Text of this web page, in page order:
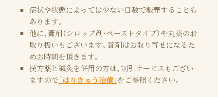
症状や状態によっては少ない日数で販売することも
あります。
他に、膏剤（シロップ剤・ペーストタイプ）や丸薬のお
取り扱いもございます。錠剤はお取り寄せになるた
めお時間を頂きます。
漢方薬と鍼灸を併用の方は、割引サービスもござい
ますので「はりきゅう治療」をご参照ください。